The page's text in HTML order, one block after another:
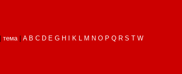
тема| A B C D E G H K L M N O P Q R S T W